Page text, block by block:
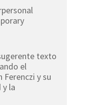
texto
el
y su
la